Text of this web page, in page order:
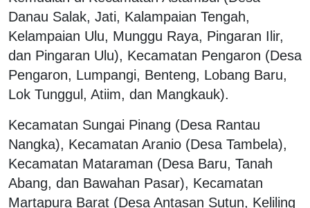
Danau Salak, Jati, Kalampaian Tengah,
Kelampaian Ulu, Munggu Raya, Pingaran Ilir,
dan Pingaran Ulu), Kecamatan Pengaron (Desa
Pengaron, Lumpangi, Benteng, Lobang Baru,
Lok Tunggul, Atiim, dan Mangkauk).
Kecamatan Sungai Pinang (Desa Rantau
Nangka), Kecamatan Aranio (Desa Tambela),
Kecamatan Mataraman (Desa Baru, Tanah
Abang, dan Bawahan Pasar), Kecamatan
Martapura Barat (Desa Antasan Sutun, Keliling